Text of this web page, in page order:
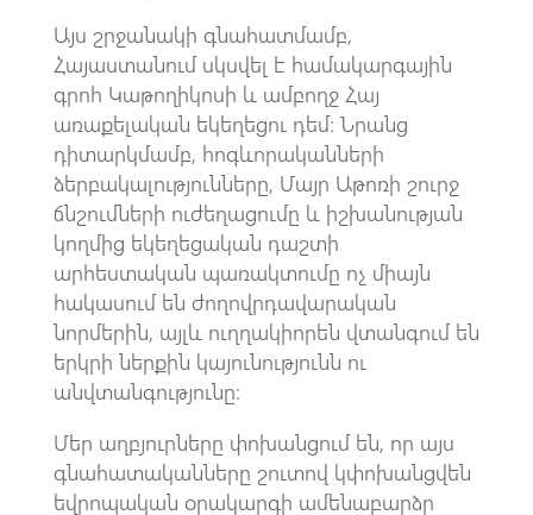
Այս շրջանակի գնահատմամբ,
Հայաստանում սկսվել է համակարգային
գրոհ Կաթողիկոսի և ամբողջ Հայ
առաքելական եկեղեցու դեմ։ Նրանց
դիտարկմամբ, հոգևորականների
ձերբակալությունները, Մայր Աթոռի շուրջ
ճնշումների ուժեղացումը և իշխանության
կողմից եկեղեցական դաշտի
արհեստական պառակտումը ոչ միայն
հակասում են ժողովրդավարական
նորմերին, այլև ուղղակիորեն վտանգում են
երկրի ներքին կայունությունն ու
անվտանգությունը։
Մեր աղբյուրները փոխանցում են, որ այս
գնահատականները շուտով կփոխանցվեն
եվրոպական օրակարգի ամենաբարձր